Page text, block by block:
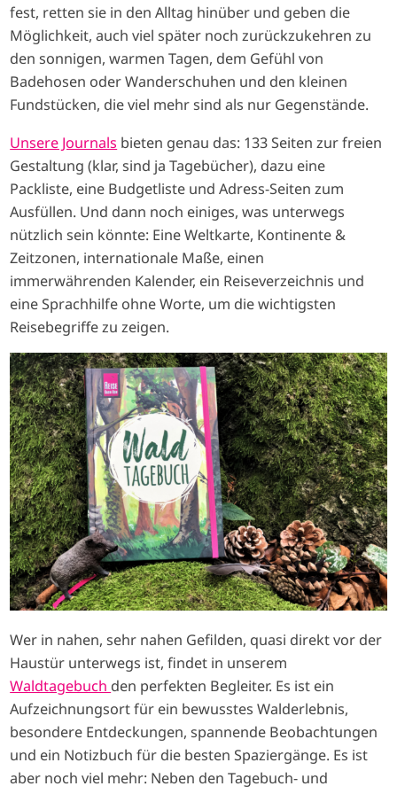
fest, retten sie in den Alltag hinüber und geben die
Möglichkeit, auch viel später noch zurückzukehren zu
den sonnigen, warmen Tagen, dem Gefühl von
Badehosen oder Wanderschuhen und den kleinen
Fundstücken, die viel mehr sind als nur Gegenstände.
Unsere Journals bieten genau das: 133 Seiten zur freien
Gestaltung (klar, sind ja Tagebücher), dazu eine
Packliste, eine Budgetliste und Adress-Seiten zum
Ausfüllen. Und dann noch einiges, was unterwegs
nützlich sein könnte: Eine Weltkarte, Kontinente &
Zeitzonen, internationale Maße, einen
immerwährenden Kalender, ein Reiseverzeichnis und
eine Sprachhilfe ohne Worte, um die wichtigsten
Reisebegriffe zu zeigen.
I
m
a
g
e
Wer in nahen, sehr nahen Gefilden, quasi direkt vor der
Haustür unterwegs ist, findet in unserem
Waldtagebuch den perfekten Begleiter. Es ist ein
Aufzeichnungsort für ein bewusstes Walderlebnis,
besondere Entdeckungen, spannende Beobachtungen
und ein Notizbuch für die besten Spaziergänge. Es ist
aber noch viel mehr: Neben den Tagebuch- und